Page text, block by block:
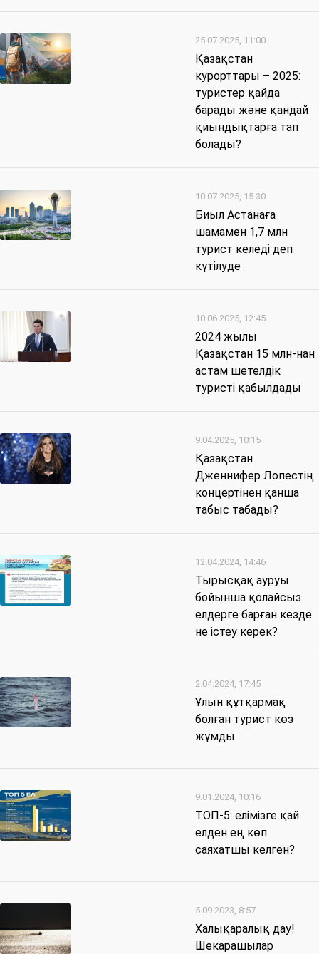
25.07.2025, 11:00
Қазақстан
курорттары – 2025:
туристер қайда
барады және қандай
қиындықтарға тап
болады?
10.07.2025, 15:30
Биыл Астанаға
шамамен 1,7 млн
турист келеді деп
күтілуде
10.06.2025, 12:45
2024 жылы
Қазақстан 15 млн-нан
астам шетелдік
туристі қабылдады
9.04.2025, 10:15
​Қазақстан
Дженнифер Лопестің
концертінен қанша
табыс табады?
12.04.2024, 14:46
Тырысқақ ауруы
бойынша қолайсыз
елдерге барған кезде
не істеу керек?
2.04.2024, 17:45
Ұлын құтқармақ
болған турист көз
жұмды
9.01.2024, 10:16
ТОП-5: елімізге қай
елден ең көп
саяхатшы келген?
5.09.2023, 8:57
Халықаралық дау!
Шекарашылар